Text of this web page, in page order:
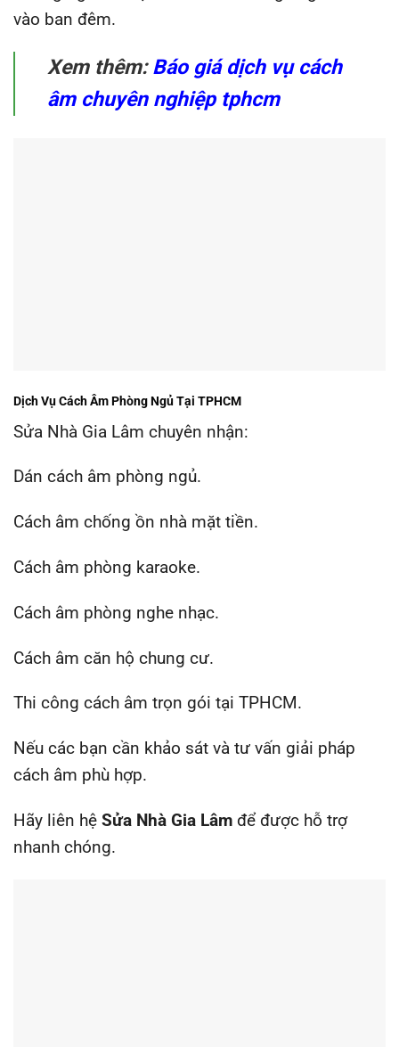
vào ban đêm.
Xem thêm:Báo giá dịch vụ cách
âm chuyên nghiệp tphcm
Dịch Vụ Cách Âm Phòng Ngủ Tại TPHCM
Sửa Nhà Gia Lâm chuyên nhận:
Dán cách âm phòng ngủ.
Cách âm chống ồn nhà mặt tiền.
Cách âm phòng karaoke.
Cách âm phòng nghe nhạc.
Cách âm căn hộ chung cư.
Thi công cách âm trọn gói tại TPHCM.
Nếu các bạn cần khảo sát và tư vấn giải pháp
cách âm phù hợp.
Hãy liên hệ Sửa Nhà Gia Lâm để được hỗ trợ
nhanh chóng.